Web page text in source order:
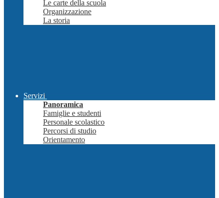
Le carte della scuola
Organizzazione
La storia
Servizi
Panoramica
Famiglie e studenti
Personale scolastico
Percorsi di studio
Orientamento